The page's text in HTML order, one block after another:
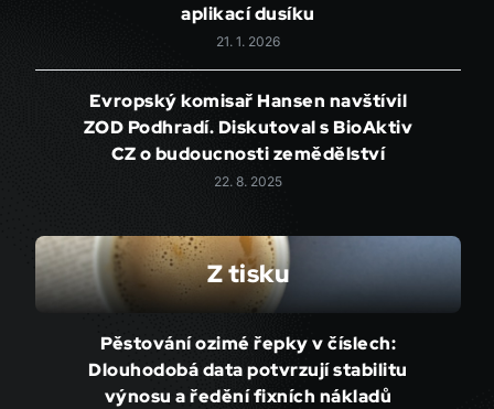
aplikací dusíku
21. 1. 2026
Evropský komisař Hansen navštívil
ZOD Podhradí. Diskutoval s BioAktiv
CZ o budoucnosti zemědělství
22. 8. 2025
Z tisku
Pěstování ozimé řepky v číslech:
Dlouhodobá data potvrzují stabilitu
výnosu a ředění fixních nákladů